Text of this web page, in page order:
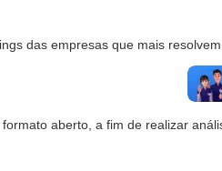
das empresas que mais
aberto, a fim de realizar